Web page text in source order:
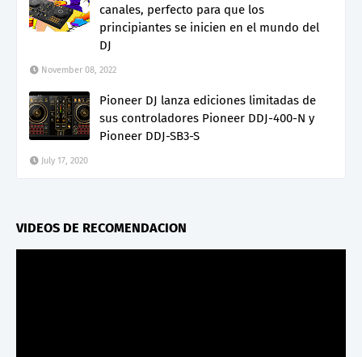
canales, perfecto para que los
principiantes se inicien en el mundo del
DJ
November 08, 2022
Pioneer DJ lanza ediciones limitadas de
sus controladores Pioneer DDJ-400-N y
Pioneer DDJ-SB3-S
July 17, 2020
VIDEOS DE RECOMENDACION